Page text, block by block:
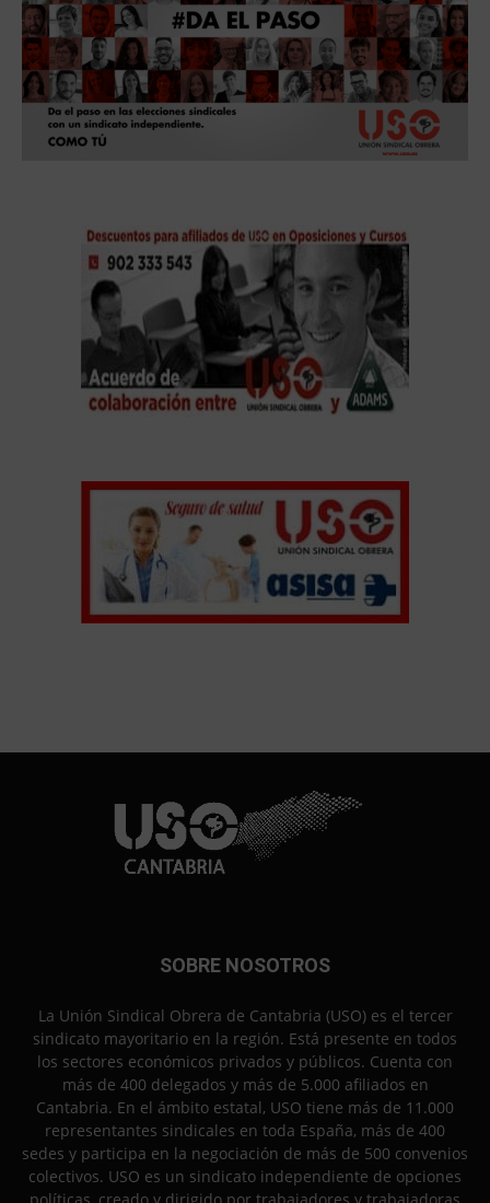
SOBRE NOSOTROS
La Unión Sindical Obrera de Cantabria (USO) es el tercer
sindicato mayoritario en la región. Está presente en todos
los sectores económicos privados y públicos. Cuenta con
más de 400 delegados y más de 5.000 afiliados en
Cantabria. En el ámbito estatal, USO tiene más de 11.000
representantes sindicales en toda España, más de 400
sedes y participa en la negociación de más de 500 convenios
colectivos. USO es un sindicato independiente de opciones